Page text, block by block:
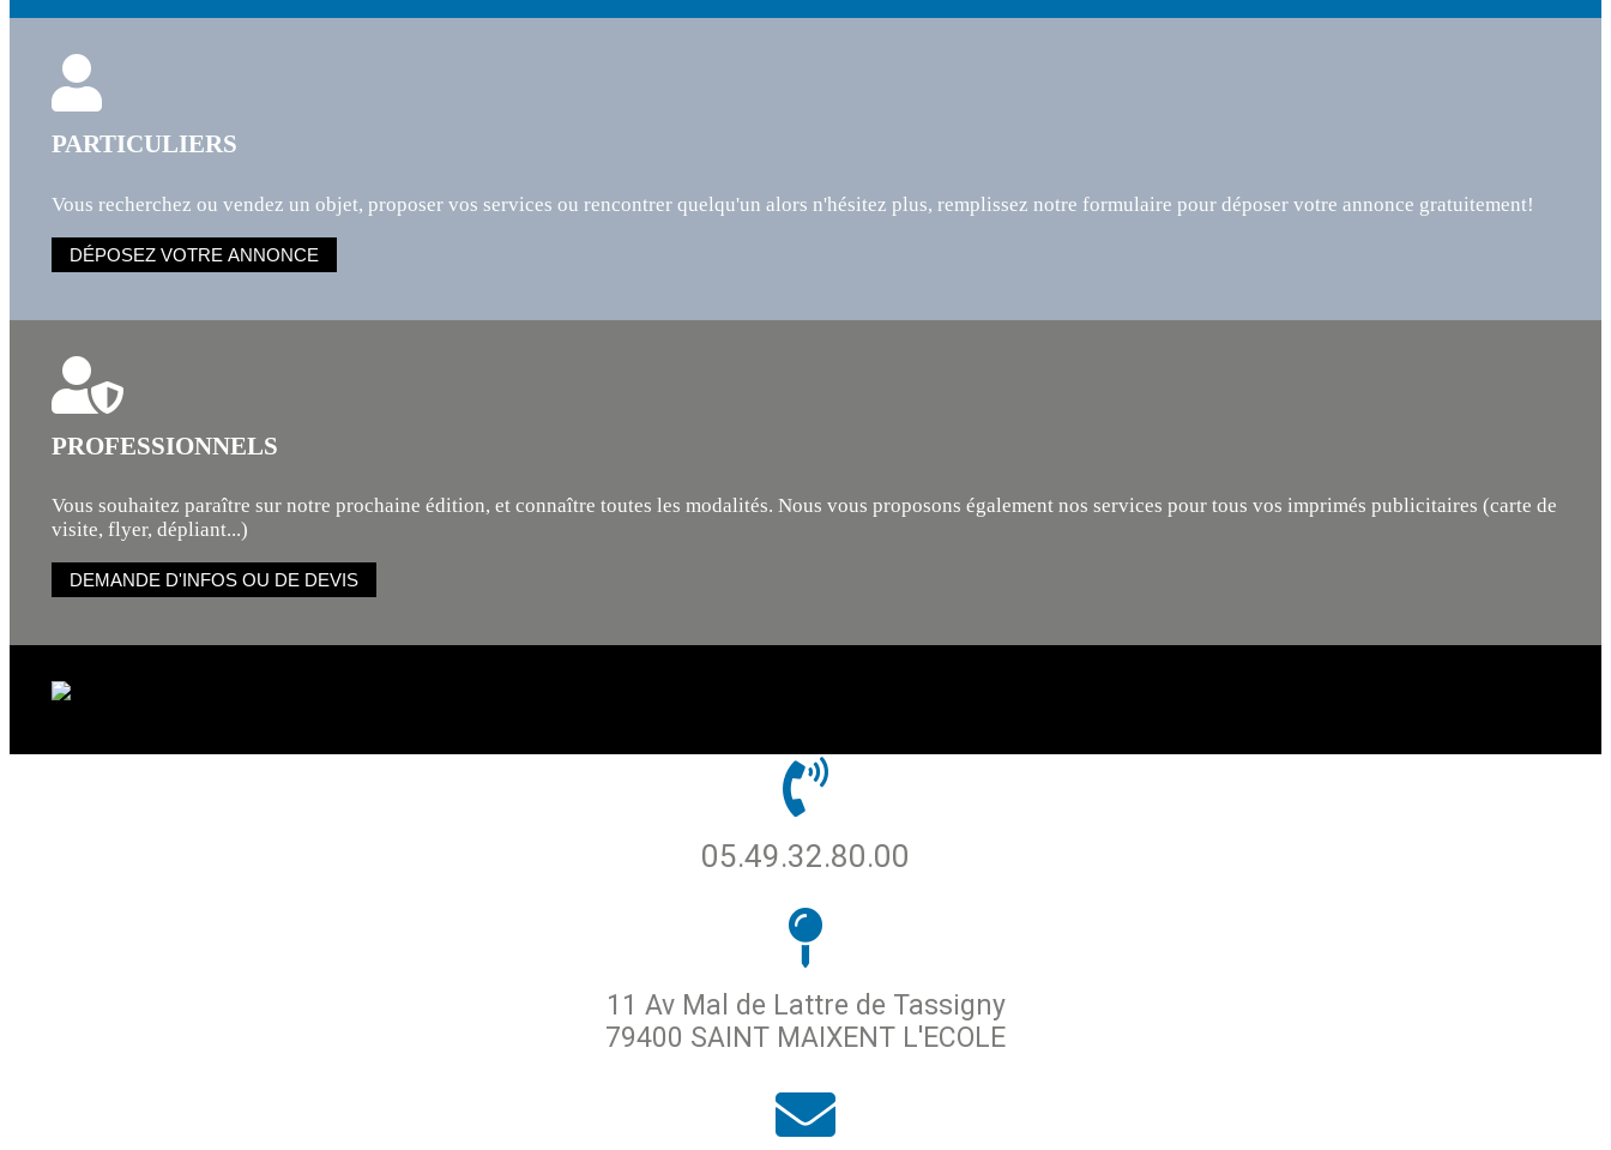
PARTICULIERS
Vous recherchez ou vendez un objet, proposer vos services ou rencontrer quelqu'un alors n'hésitez plus, remplissez notre formulaire pour déposer votre annonce gratuitement!
DÉPOSEZ VOTRE ANNONCE
PROFESSIONNELS
Vous souhaitez paraître sur notre prochaine édition, et connaître toutes les modalités. Nous vous proposons également nos services pour tous vos imprimés publicitaires (carte de
visite, flyer, dépliant...)
DEMANDE D'INFOS OU DE DEVIS
05.49.32.80.00
11 Av Mal de Lattre de Tassigny
79400 SAINT MAIXENT L'ECOLE